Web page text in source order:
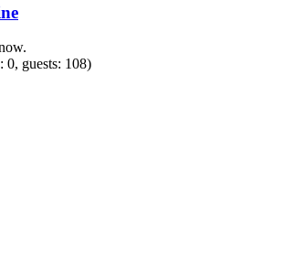
0, guests: 108)